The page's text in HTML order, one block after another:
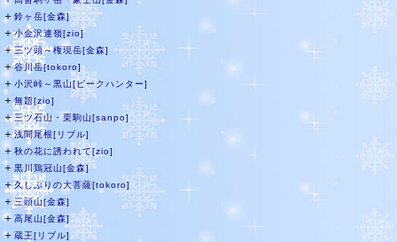
＋ 鈴ヶ岳[金森]
＋小金沢連嶺[zio]
＋三ツ頭～権現岳[金森]
＋谷川岳[tokoro]
＋ 小沢峠～黒山[ピークハンター]
＋無題[zio]
＋三ツ石山・栗駒山[sanpo]
＋浅間尾根[リブル]
＋ 秋の花に誘われて[zio]
＋ 黒川鶏冠山[金森]
＋久しぶりの大菩薩[tokoro]
＋三頭山[金森]
＋ 高尾山[金森]
＋ 蔵王[リブル]